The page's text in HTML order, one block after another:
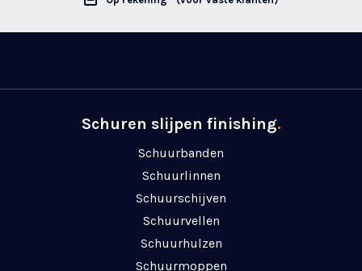
Schuren slijpen finishing.
Schuurbanden
Schuurlinnen
Schuurschijven
Schuurvellen
Schuurhulzen
Schuurmoppen